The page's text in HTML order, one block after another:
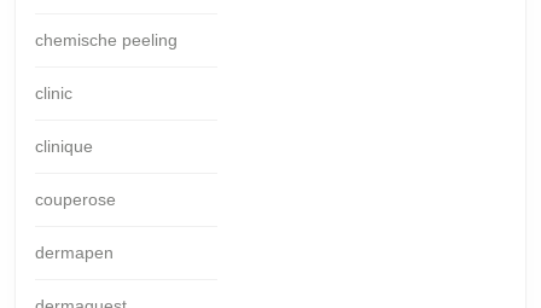
chemische peeling
clinic
clinique
couperose
dermapen